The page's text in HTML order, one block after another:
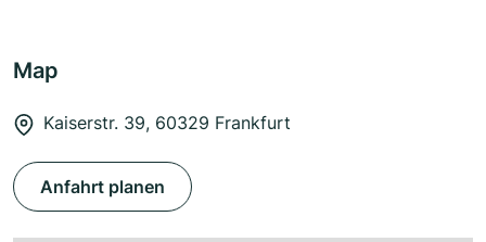
Map
Kaiserstr. 39, 60329 Frankfurt
Anfahrt planen